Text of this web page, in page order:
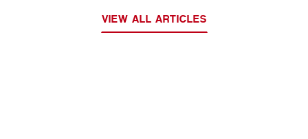
VIEW ALL ARTICLES